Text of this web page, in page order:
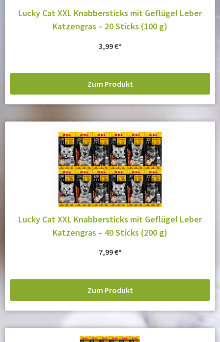
Lucky Cat XXL Knabbersticks mit Geflügel Leber
Katzengras – 20 Sticks (100 g)
3,99€
Zum Produkt
Lucky Cat XXL Knabbersticks mit Geflügel Leber
Katzengras – 40 Sticks (200 g)
7,99€
Zum Produkt